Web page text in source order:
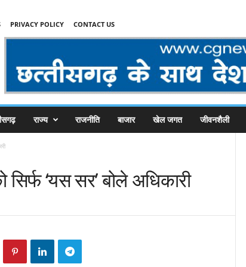
PRIVACY POLICY CONTACT US
राज्य राजनीति बाजार खेल जगत जीवनशैली
‘यस सर’ बोले अधिकारी